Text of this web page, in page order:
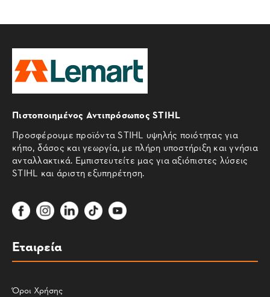
Πιστοποιημένος Αντιπρόσωπος STIHL
Προσφέρουμε προϊόντα STIHL υψηλής ποιότητας για
κήπο, δάσος και γεωργία, με πλήρη υποστήριξη και γνήσια
ανταλλακτικά. Εμπιστευτείτε μας για αξιόπιστες λύσεις
STIHL και άριστη εξυπηρέτηση.
Εταιρεία
Όροι Χρήσης